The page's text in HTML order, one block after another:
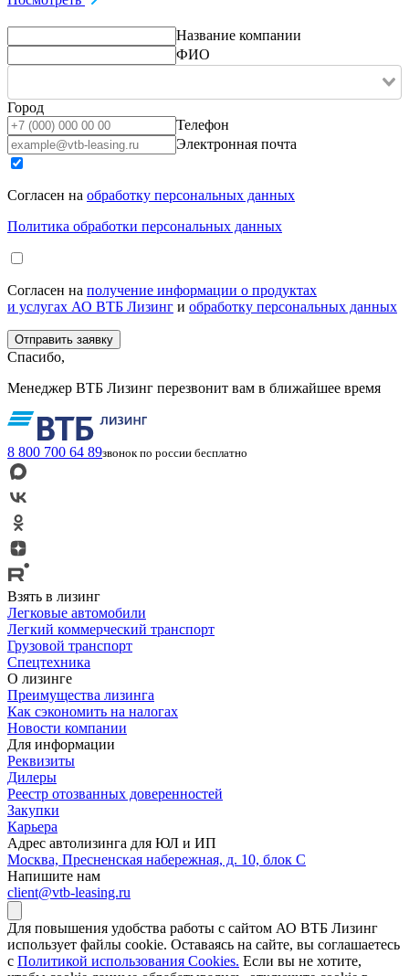
Название компании
ФИО
Город
Телефон
Электронная почта
Согласен на обработку персональных данных
Политика обработки персональных данных
Согласен на получение информации о продуктах
и услугах АО ВТБ Лизинг и обработку персональных данных
Спасибо,
Менеджер ВТБ Лизинг перезвонит вам в ближайшее время
8 800 700 64 89звонок по россии бесплатно
Взять в лизинг
Легковые автомобили
Легкий коммерческий транспорт
Грузовой транспорт
Спецтехника
О лизинге
Преимущества лизинга
Как сэкономить на налогах
Новости компании
Для информации
Реквизиты
Дилеры
Реестр отозванных доверенностей
Закупки
Карьера
Адрес автолизинга для ЮЛ и ИП
Москва, Пресненская набережная, д. 10, блок С
Напишите нам
client@vtb-leasing.ru
Для повышения удобства работы с сайтом АО ВТБ Лизинг
использует файлы cookie. Оставаясь на сайте, вы соглашаетесь
с Политикой использования Cookies. Если вы не хотите,